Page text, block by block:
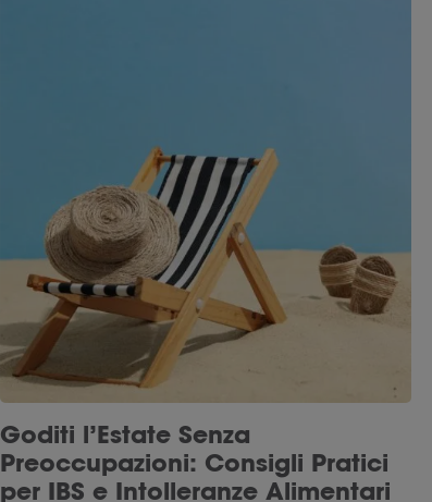
Goditi l’Estate Senza
Preoccupazioni: Consigli Pratici
per IBS e Intolleranze Alimentari